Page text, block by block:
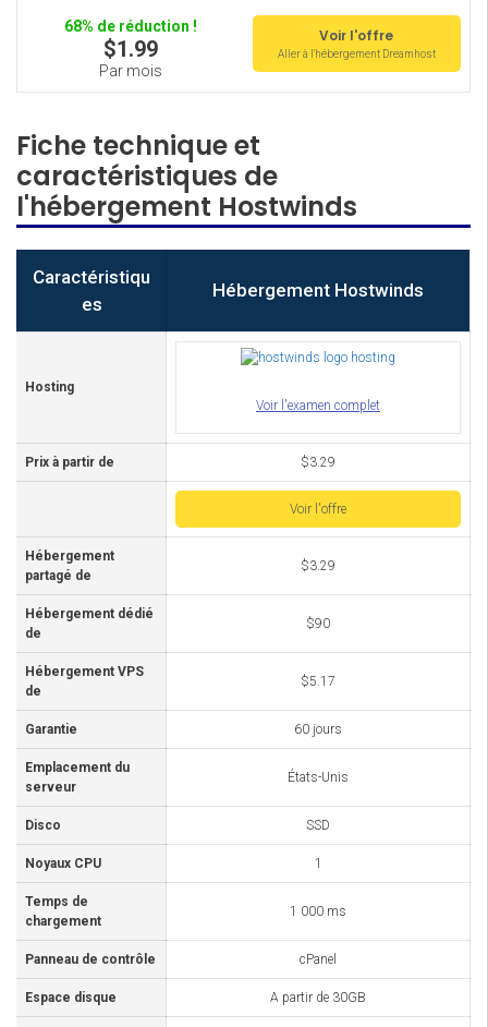
68% de réduction !
$1.99
Par mois
Voir l'offre
Aller à l'hébergement Dreamhost
Fiche technique et
caractéristiques de
l'hébergement Hostwinds
Caractéristiqu
es
Hébergement Hostwinds
Hosting
Voir l'examen complet
Prix à partir de $3.29
Voir l'offre
Hébergement
partagé de
$3.29
Hébergement dédié
de
$90
Hébergement VPS
de
$5.17
Garantie 60 jours
Emplacement du
serveur
États-Unis
Disco SSD
Noyaux CPU 1
Temps de
chargement
1 000 ms
Panneau de contrôle cPanel
Espace disque A partir de 30GB